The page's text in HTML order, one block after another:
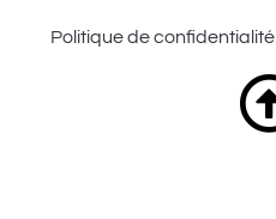
Politique de confidentialité